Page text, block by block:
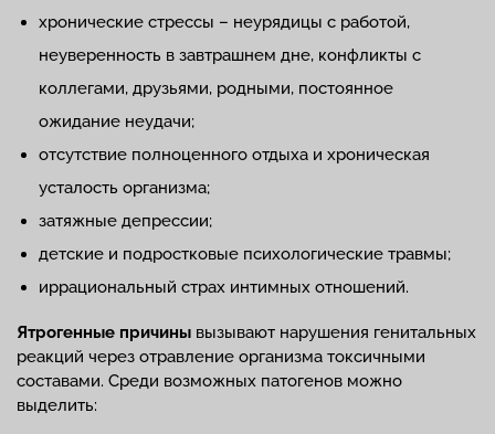
хронические стрессы – неурядицы с работой,
неуверенность в завтрашнем дне, конфликты с
коллегами, друзьями, родными, постоянное
ожидание неудачи;
отсутствие полноценного отдыха и хроническая
усталость организма;
затяжные депрессии;
детские и подростковые психологические травмы;
иррациональный страх интимных отношений.
Ятрогенные причины вызывают нарушения генитальных
реакций через отравление организма токсичными
составами. Среди возможных патогенов можно
выделить: